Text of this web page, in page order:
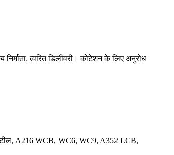
त्वरित डिलीवरी। कोटेशन के लिए अनुरोध
A216 WCB, WC6, WC9, A352 LCB,